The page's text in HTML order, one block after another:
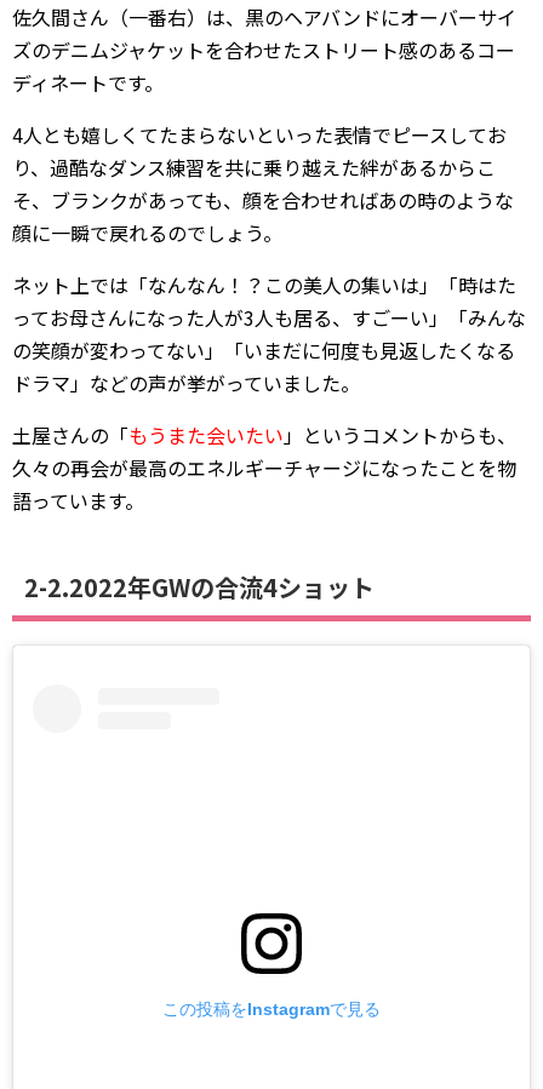
佐久間さん（一番右）は、黒のヘアバンドにオーバーサイ
ズのデニムジャケットを合わせたストリート感のあるコー
ディネートです。
4人とも嬉しくてたまらないといった表情でピースしてお
り、過酷なダンス練習を共に乗り越えた絆があるからこ
そ、ブランクがあっても、顔を合わせればあの時のような
顔に一瞬で戻れるのでしょう。
ネット上では「なんなん！？この美人の集いは」「時はた
ってお母さんになった人が3人も居る、すごーい」「みんな
の笑顔が変わってない」「いまだに何度も見返したくなる
ドラマ」などの声が挙がっていました。
土屋さんの「もうまた会いたい 」というコメントからも、
久々の再会が最高のエネルギーチャージになったことを物
語っています。
2-2.2022年GWの合流4ショット
この投稿をInstagramで見る